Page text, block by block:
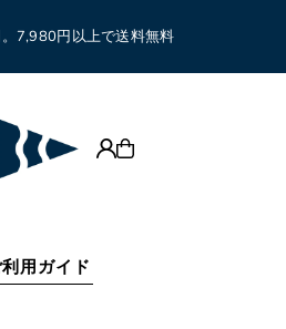
7,980円以上で送料無料
用ガイド